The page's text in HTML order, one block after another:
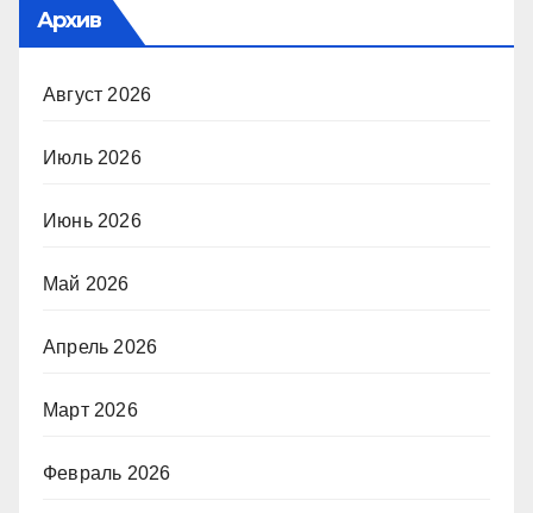
Архив
Август 2026
Июль 2026
Июнь 2026
Май 2026
Апрель 2026
Март 2026
Февраль 2026